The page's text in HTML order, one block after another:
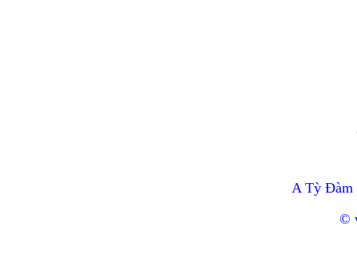
A Tỳ Đàm
©